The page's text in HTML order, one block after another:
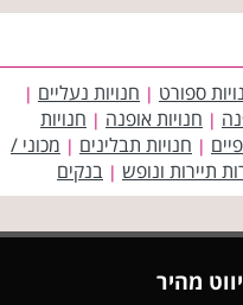
ספורט | חנויות נעליים |
| חנויות אופנה | חנויות
| חנויות תבלינים | מכוני /
תיירות ונופש | בנקים
מהיר